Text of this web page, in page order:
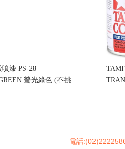
漆 PS-28
螢光綠色 (不挑
電話